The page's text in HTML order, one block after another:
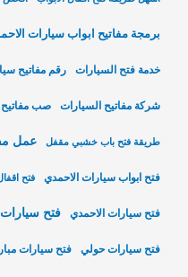
برمجة مفاتيح ابواب سيارات
خدمة فتح السيارات رقم مفاتيح
شركة مفاتيح السيارات صب مفاتيح
طريقة فتح باب خشبي مقفل عمل
فتح ابواب سيارات الاحمدي فتح
فتح سيارات الاحمدي فتح
فتح سيارات حولي فتح سيارات